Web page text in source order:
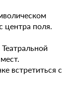
центра поля.
встретиться с